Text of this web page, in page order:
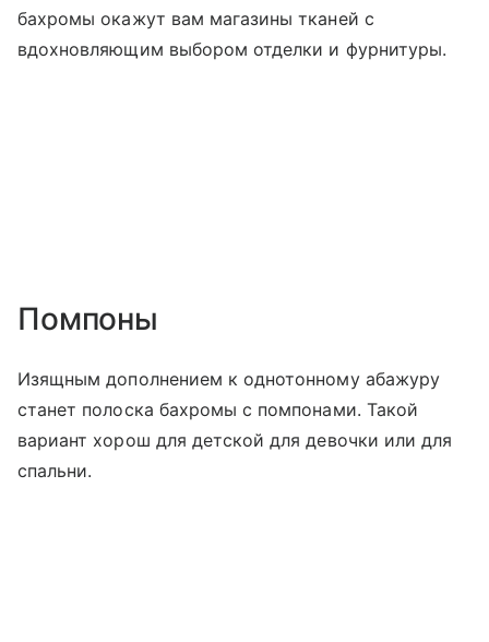
бахромы окажут вам магазины тканей с
вдохновляющим выбором отделки и фурнитуры.
Помпоны
Изящным дополнением к однотонному абажуру
станет полоска бахромы с помпонами. Такой
вариант хорош для детской для девочки или для
спальни.